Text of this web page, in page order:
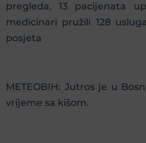
pregleda, 13 pacijenata
medicinari pružili 128
posjeta
METEOBIH: Jutros je u
vrijeme sa kišom.